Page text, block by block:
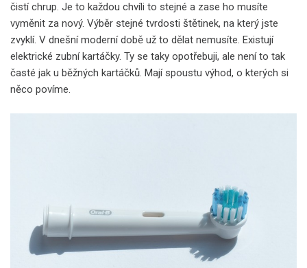
čistí chrup. Je to každou chvíli to stejné a zase ho musíte
vyměnit za nový. Výběr stejné tvrdosti štětinek, na který jste
zvyklí. V dnešní moderní době už to dělat nemusíte. Existují
elektrické zubní kartáčky. Ty se taky opotřebuji, ale není to tak
časté jak u běžných kartáčků. Mají spoustu výhod, o kterých si
něco povíme.